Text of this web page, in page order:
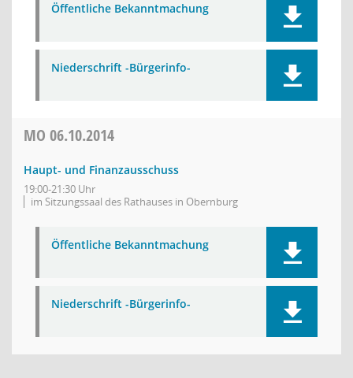
Öffentliche Bekanntmachung
Niederschrift -Bürgerinfo-
MO 06.10.2014
Haupt- und Finanzausschuss
19:00-21:30 Uhr
im Sitzungssaal des Rathauses in Obernburg
Öffentliche Bekanntmachung
Niederschrift -Bürgerinfo-